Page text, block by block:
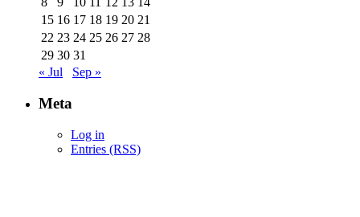
15 16 17 18 19 20 21
22 23 24 25 26 27 28
29 30 31
« Jul
Sep »
Meta
Log in
Entries (RSS)